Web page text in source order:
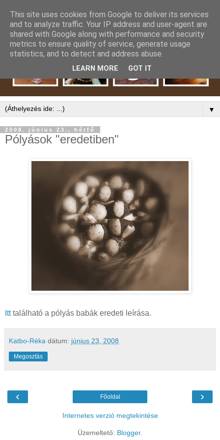
▼
2008. június 23., hétfő
Pólyások "eredetiben"
Itttalálható a pólyás babák eredeti leírása.
Katbo-Réka dátum: június 23, 2008
Megosztás
‹ ›
Főoldal
Internetes verzió megtekintése
Üzemeltető: Blogger.
This site uses cookies from Google to deliver its services
and to analyze traffic. Your IP address and user-agent are
shared with Google along with performance and security
metrics to ensure quality of service, generate usage
statistics, and to detect and address abuse.
LEARN MORE GOT IT